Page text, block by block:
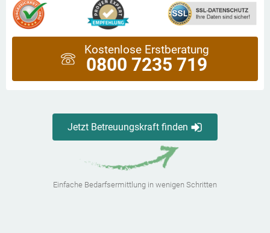
Kostenlose Erstberatung
0800 7235 719
Jetzt Betreuungskraft finden
Einfache Bedarfsermittlung in wenigen Schritten